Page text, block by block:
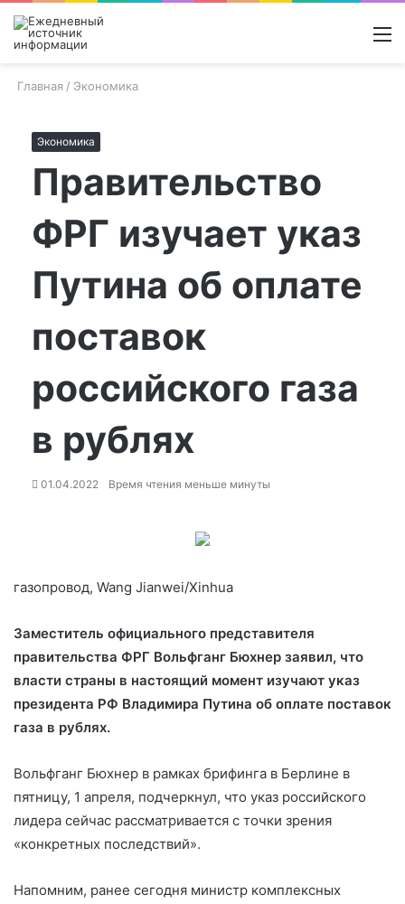
Поиск
Switch
Главная / Экономика
Экономика
Правительство
ФРГ изучает указ
Путина об оплате
поставок
российского газа
в рублях
01.04.2022 Время чтения меньше минуты
газопровод, Wang Jianwei/Xinhua
Заместитель официального представителя
правительства ФРГ Вольфганг Бюхнер заявил, что
власти страны в настоящий момент изучают указ
президента РФ Владимира Путина об оплате поставок
газа в рублях.
Вольфганг Бюхнер в рамках брифинга в Берлине в
пятницу, 1 апреля, подчеркнул, что указ российского
лидера сейчас рассматривается с точки зрения
«конкретных последствий».
Напомним, ранее сегодня министр комплексных